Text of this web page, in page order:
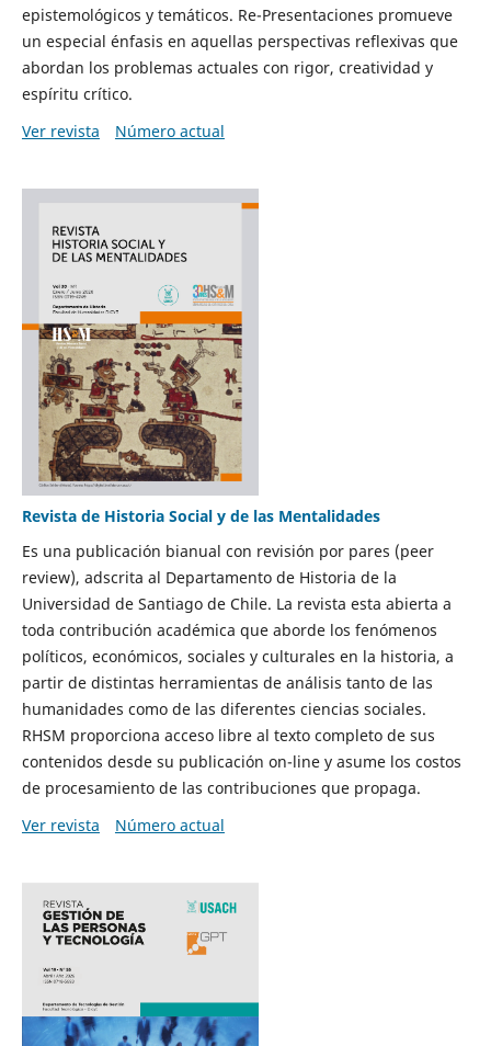
epistemológicos y temáticos. Re-Presentaciones promueve
un especial énfasis en aquellas perspectivas reflexivas que
abordan los problemas actuales con rigor, creatividad y
espíritu crítico.
Ver revista
Número actual
Revista de Historia Social y de las Mentalidades
Es una publicación bianual con revisión por pares (peer
review), adscrita al Departamento de Historia de la
Universidad de Santiago de Chile. La revista esta abierta a
toda contribución académica que aborde los fenómenos
políticos, económicos, sociales y culturales en la historia, a
partir de distintas herramientas de análisis tanto de las
humanidades como de las diferentes ciencias sociales.
RHSM proporciona acceso libre al texto completo de sus
contenidos desde su publicación on-line y asume los costos
de procesamiento de las contribuciones que propaga.
Ver revista
Número actual